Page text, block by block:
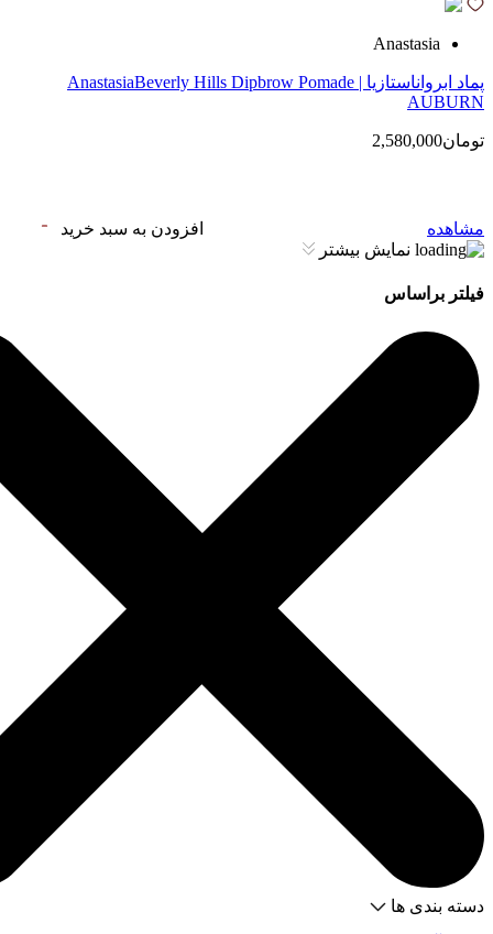
Anastasia
پماد ابرواناستازیا | AnastasiaBeverly Hills Dipbrow Pomade
AUBURN
تومان2,580,000
مشاهده
افزودن به سبد خرید
نمایش بیشتر
فیلتر براساس
دسته بندی ها